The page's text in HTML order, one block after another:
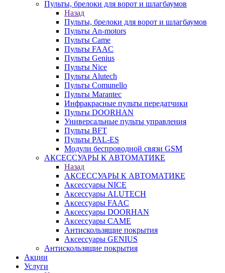
Пульты, брелоки для ворот и шлагбаумов
Назад
Пульты, брелоки для ворот и шлагбаумов
Пульты An-motors
Пульты Came
Пульты FAAC
Пульты Genius
Пульты Nice
Пульты Alutech
Пульты Сomunello
Пульты Marantec
Инфракрасные пульты передатчики
Пульты DOORHAN
Универсальные пульты управления
Пульты BFT
Пульты PAL-ES
Модули беспроводной связи GSM
АКСЕССУАРЫ К АВТОМАТИКЕ
Назад
АКСЕССУАРЫ К АВТОМАТИКЕ
Аксессуары NICE
Аксессуары ALUTECH
Аксессуары FAAC
Аксессуары DOORHAN
Аксессуары CAME
Антискользящие покрытия
Аксессуары GENIUS
Антискользящие покрытия
Акции
Услуги